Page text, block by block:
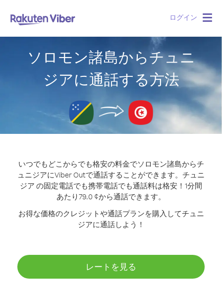
ログイン
ソロモン諸島からチュニ
ジアに通話する方法
いつでもどこからでも格安の料金でソロモン諸島からチ
ュニジアにViber Outで通話することができます。 チュニ
ジア の固定電話でも携帯電話でも通話料は格安！1分間
あたり79.0 ¢から通話できます。
お得な価格のクレジットや通話プランを購入してチュニ
ジアに通話しよう！
レートを見る